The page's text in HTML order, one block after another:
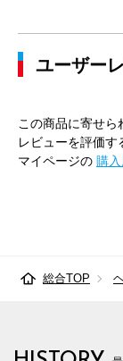
ユーザー
この商品に寄せら
レビューを評価す
マイページの 購
総合TOP